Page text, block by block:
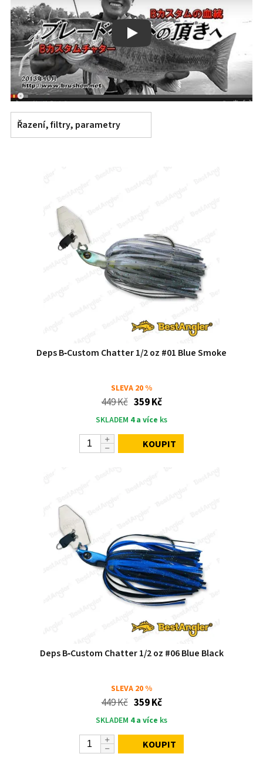
Play
Řazení, filtry, parametry
Deps B‑Custom Chatter 1/2 oz #01 Blue Smoke
SLEVA 20 %
449 Kč 359 Kč
SKLADEM 4 a více ks
KOUPIT
Deps B‑Custom Chatter 1/2 oz #06 Blue Black
SLEVA 20 %
449 Kč 359 Kč
SKLADEM 4 a více ks
KOUPIT